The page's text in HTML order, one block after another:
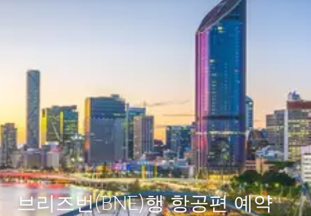
브리즈번(BNE)행 항공편 예약